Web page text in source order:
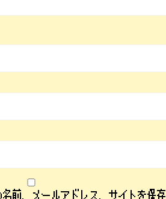
前、メールアドレス、サイトを保